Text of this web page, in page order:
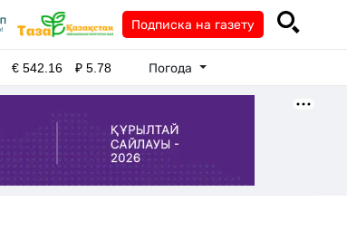
Подписка на газету
€542.16 ₽5.78 Погода